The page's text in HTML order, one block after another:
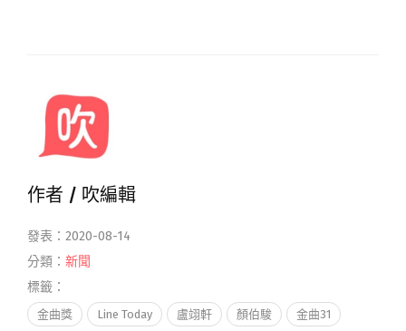
作者 / 吹編輯
發表：2020-08-14
分類： 新聞
標籤：
金曲獎 Line Today 盧翊軒 顏伯駿 金曲31